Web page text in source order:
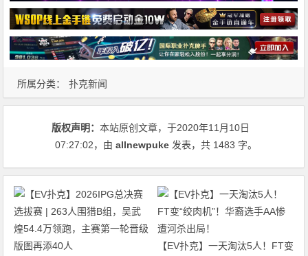
所属分类： 扑克新闻
版权声明：本站原创文章，于2020年11月10日
07:27:02，由allnewpuke 发表，共 1483 字。
【EV扑克】一天淘汰5人！FT变